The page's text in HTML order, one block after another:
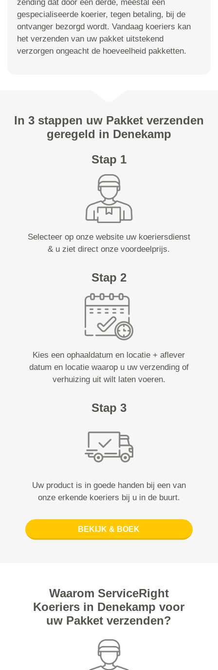
zending dat door een derde, meestal een
gespecialiseerde koerier, tegen betaling, bij de
ontvanger bezorgd wordt. Vandaag koeriers kan
het verzenden van uw pakket uitstekend
verzorgen ongeacht de hoeveelheid pakketten.
In 3 stappen uw Pakket verzenden
geregeld in Denekamp
Stap 1
Selecteer op onze website uw koeriersdienst
& u ziet direct onze voordeelprijs.
Stap 2
Kies een ophaaldatum en locatie + aflever
datum en locatie waarop u uw verzending of
verhuizing uit wilt laten voeren.
Stap 3
Uw product is in goede handen bij een van
onze erkende koeriers bij u in de buurt.
BEKIJK & BOEK
Waarom ServiceRight
Koeriers in Denekamp voor
uw Pakket verzenden?